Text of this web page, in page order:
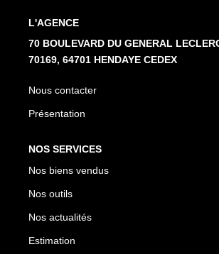
L'AGENCE
70 BOULEVARD DU GENERAL
70169, 64701 HENDAYE CEDEX
Nous contacter
Présentation
NOS SERVICES
Nos biens vendus
Nos outils
Nos actualités
Estimation